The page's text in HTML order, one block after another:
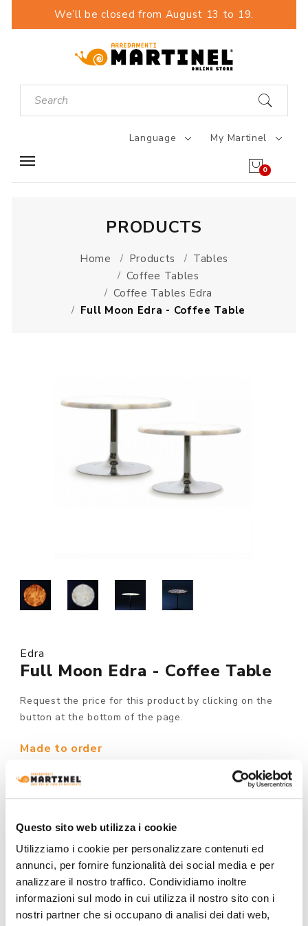
Questo sito web utilizza i cookie
Utilizziamo i cookie per personalizzare contenuti ed
annunci, per fornire funzionalità dei social media e per
analizzare il nostro traffico. Condividiamo inoltre
informazioni sul modo in cui utilizza il nostro sito con i
nostri partner che si occupano di analisi dei dati web,
We’ll be closed from August 13 to 19.
Language My Martinel
0
PRODUCTS
Home Products
Tables
Coffee Tables
Coffee Tables Edra
Full Moon Edra - Coffee Table
Edra
Full Moon Edra - Coffee Table
Request the price for this product by clicking on the
button at the bottom of the page.
Made to order
MODEL :
STRUCTURE FINISHING: